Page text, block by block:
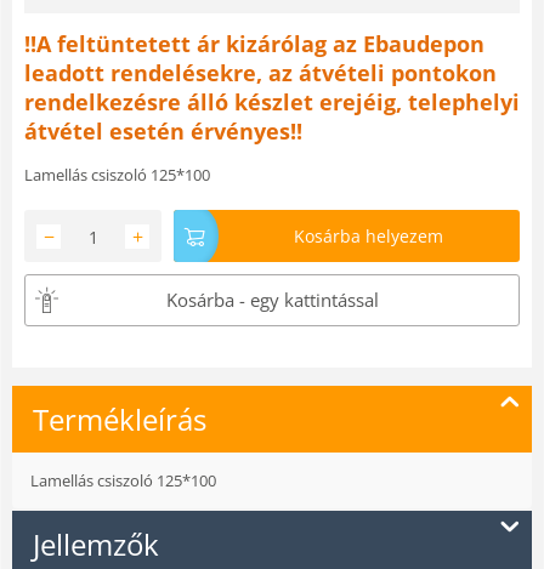
!!A feltüntetett ár kizárólag az Ebaudepon
leadott rendelésekre, az átvételi pontokon
rendelkezésre álló készlet erejéig, telephelyi
átvétel esetén érvényes!!
Lamellás csiszoló 125*100
+
− Kosárba helyezem
Kosárba - egy kattintással
Termékleírás
Lamellás csiszoló 125*100
Jellemzők